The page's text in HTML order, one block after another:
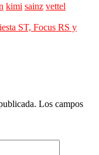
kimi sainz vettel
ST, Focus RS y
Los campos